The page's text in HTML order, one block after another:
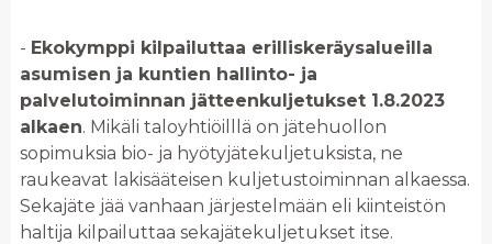
- Ekokymppi kilpailuttaa erilliskeräysalueilla
asumisen ja kuntien hallinto- ja
palvelutoiminnan jätteenkuljetukset 1.8.2023
alkaen. Mikäli taloyhtiöilllä on jätehuollon
sopimuksia bio- ja hyötyjätekuljetuksista, ne
raukeavat lakisääteisen kuljetustoiminnan alkaessa.
Sekajäte jää vanhaan järjestelmään eli kiinteistön
haltija kilpailuttaa sekajätekuljetukset itse.